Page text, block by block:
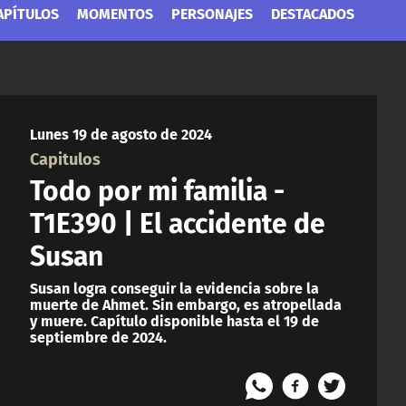
MOMENTOS PERSONAJES DESTACADOS
Lunes 19 de agosto de 2024
Capitulos
Todo por mi familia -
T1E390 | El accidente de
Susan
Susan logra conseguir la evidencia sobre la
muerte de Ahmet. Sin embargo, es atropellada
y muere. Capítulo disponible hasta el 19 de
septiembre de 2024.